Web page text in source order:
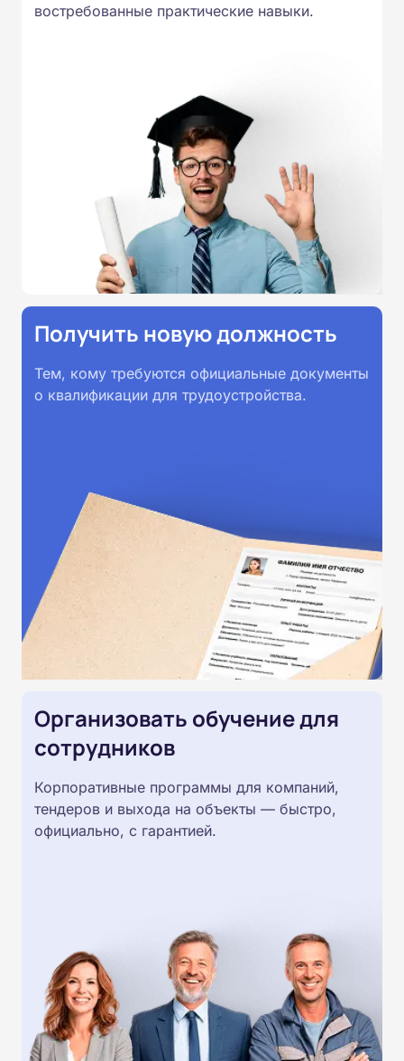
Подготовка ведется по всем
соответствии с Федеральными
государственными
образовательными стандартами
профессионального образования.
Удостоверения и дипломы о
прохождении обучения
принимаются работодателями по
всей России.
востребованные практические навыки.
Получить новую должность
Тем, кому требуются официальные документы
о квалификации для трудоустройства.
Организовать обучение для
сотрудников
Корпоративные программы для компаний,
тендеров и выхода на объекты — быстро,
официально, с гарантией.